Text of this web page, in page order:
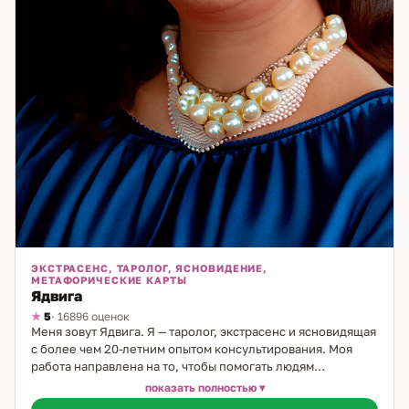
ЭКСТРАСЕНС, ТАРОЛОГ, ЯСНОВИДЕНИЕ,
МЕТАФОРИЧЕСКИЕ КАРТЫ
Ядвига
5· 16896 оценок
Меня зовут Ядвига. Я — таролог, экстрасенс и ясновидящая
с более чем 20-летним опытом консультирования. Моя
работа направлена на то, чтобы помогать людям
разобраться в сложных жизненных ситуациях, особенно
тех, что касаются личных отношений и выбора пути. В
показать полностью